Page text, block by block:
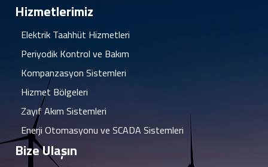
Hizmetlerimiz
Elektrik Taahhüt Hizmetleri
Periyodik Kontrol ve Bakım
Kompanzasyon Sistemleri
Hizmet Bölgeleri
Zayıf Akım Sistemleri
Enerji Otomasyonu ve SCADA Sistemleri
Bize Ulaşın